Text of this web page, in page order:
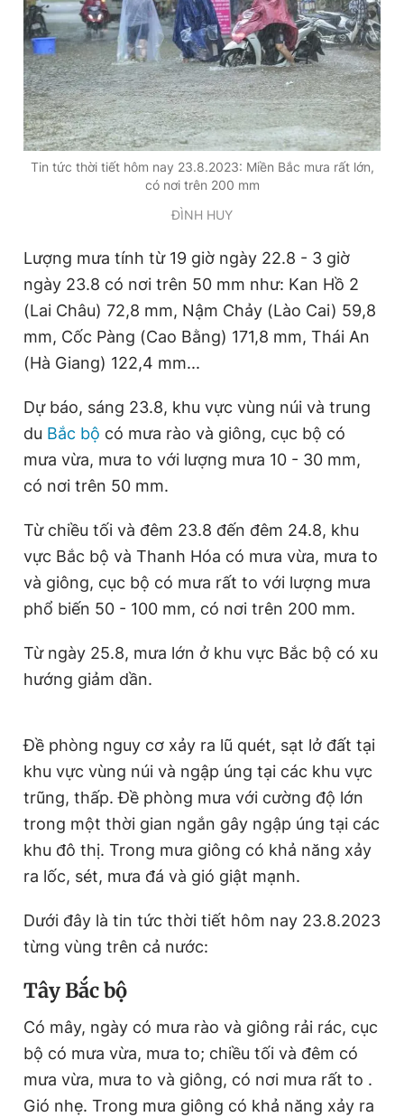
Theo dõi báo trên
Hotline
0906 645 777
Liên hệ quảng cáo
0908 780 404
Phó tổng biên tập: Lâm Hiếu Dũng
Phó tổng biên tập: Trần Việt Hưng
Tổng thư ký tòa soạn: Đức Trung
Giấy phép xuất bản số 110/GP - BTTTT cấp ngày 24.3.2020
© 2003-2026 Bản quyền thuộc về Báo Thanh Niên. Cấm sao
chép dưới mọi hình thức nếu không có sự chấp thuận bằng văn
bản. Phát triển bởi ePi Technologies, JSC.
Tin tức thời tiết hôm nay 23.8.2023: Miền Bắc mưa rất lớn,
có nơi trên 200 mm
ĐÌNH HUY
Lượng mưa tính từ 19 giờ ngày 22.8 - 3 giờ
ngày 23.8 có nơi trên 50 mm như: Kan Hồ 2
(Lai Châu) 72,8 mm, Nậm Chảy (Lào Cai) 59,8
mm, Cốc Pàng (Cao Bằng) 171,8 mm, Thái An
(Hà Giang) 122,4 mm...
Dự báo, sáng 23.8, khu vực vùng núi và trung
du Bắc bộ có mưa rào và giông, cục bộ có
mưa vừa, mưa to với lượng mưa 10 - 30 mm,
có nơi trên 50 mm.
Từ chiều tối và đêm 23.8 đến đêm 24.8, khu
vực Bắc bộ và Thanh Hóa có mưa vừa, mưa to
và giông, cục bộ có mưa rất to với lượng mưa
phổ biến 50 - 100 mm, có nơi trên 200 mm.
Từ ngày 25.8, mưa lớn ở khu vực Bắc bộ có xu
hướng giảm dần.
Đề phòng nguy cơ xảy ra lũ quét, sạt lở đất tại
khu vực vùng núi và ngập úng tại các khu vực
trũng, thấp. Đề phòng mưa với cường độ lớn
trong một thời gian ngắn gây ngập úng tại các
khu đô thị. Trong mưa giông có khả năng xảy
ra lốc, sét, mưa đá và gió giật mạnh.
Dưới đây là tin tức thời tiết hôm nay 23.8.2023
từng vùng trên cả nước:
Tây Bắc bộ
Có mây, ngày có mưa rào và giông rải rác, cục
bộ có mưa vừa, mưa to; chiều tối và đêm có
mưa vừa, mưa to và giông, có nơi mưa rất to .
Gió nhẹ. Trong mưa giông có khả năng xảy ra